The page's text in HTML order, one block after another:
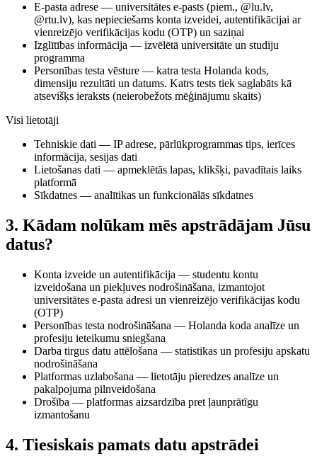
E-pasta adrese — universitātes e-pasts (piem., @lu.lv,
@rtu.lv), kas nepieciešams konta izveidei, autentifikācijai ar
vienreizējo verifikācijas kodu (OTP) un saziņai
Izglītības informācija — izvēlētā universitāte un studiju
programma
Personības testa vēsture — katra testa Holanda kods,
dimensiju rezultāti un datums. Katrs tests tiek saglabāts kā
atsevišķs ieraksts (neierobežots mēģinājumu skaits)
Visi lietotāji
Tehniskie dati — IP adrese, pārlūkprogrammas tips, ierīces
informācija, sesijas dati
Lietošanas dati — apmeklētās lapas, klikšķi, pavadītais laiks
platformā
Sīkdatnes — analītikas un funkcionālās sīkdatnes
3. Kādam nolūkam mēs apstrādājam Jūsu
datus?
Konta izveide un autentifikācija — studentu kontu
izveidošana un piekļuves nodrošināšana, izmantojot
universitātes e-pasta adresi un vienreizējo verifikācijas kodu
(OTP)
Personības testa nodrošināšana — Holanda koda analīze un
profesiju ieteikumu sniegšana
Darba tirgus datu attēlošana — statistikas un profesiju apskatu
nodrošināšana
Platformas uzlabošana — lietotāju pieredzes analīze un
pakalpojuma pilnveidošana
Drošība — platformas aizsardzība pret ļaunprātīgu
izmantošanu
4. Tiesiskais pamats datu apstrādei